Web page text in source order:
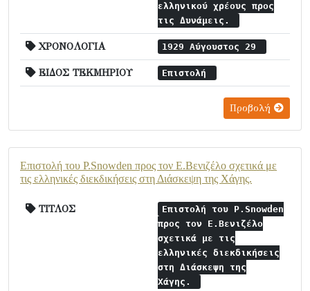
ελληνικού χρέους προς
τις Δυνάμεις.
ΧΡΟΝΟΛΟΓΙΑ 1929 Αύγουστος 29
ΕΙΔΟΣ ΤΕΚΜΗΡΙΟΥ Επιστολή
Προβολή
Επιστολή του P.Snowden προς τον Ε.Βενιζέλο σχετικά με
τις ελληνικές διεκδικήσεις στη Διάσκεψη της Χάγης.
ΤΙΤΛΟΣ
Επιστολή του P.Snowden
προς τον Ε.Βενιζέλο
σχετικά με τις
ελληνικές διεκδικήσεις
στη Διάσκεψη της
Χάγης.